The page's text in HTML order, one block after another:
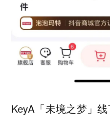
KeyA「未境之梦」